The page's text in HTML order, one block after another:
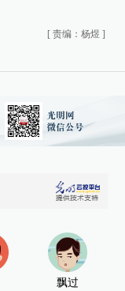
[ 责编：杨煜 ]
飘过